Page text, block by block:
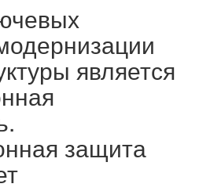
является
защита